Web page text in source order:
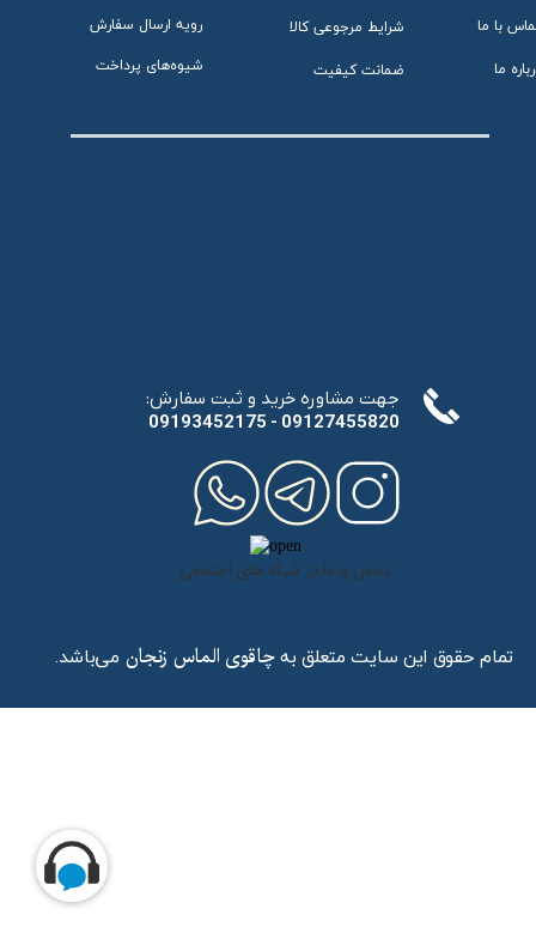
تمام حقوق این سایت متعلق بهچاقوی الماس زنجان می‌باشد.
رویه ارسال سفارش
شیوه‌های پرداخت
شرایط مرجوعی کالا
ضمانت کیفیت
با ما
ما
:جهت مشاوره خرید و ثبت سفارش
​​​​​​​09193452175 - 09127455820
تماس با ما در شبکه های اجتماعی